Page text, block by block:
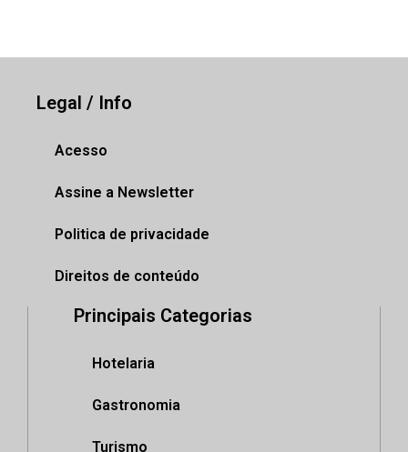
Legal / Info
Acesso
Assine a Newsletter
Politica de privacidade
Direitos de conteúdo
Principais Categorias
Hotelaria
Gastronomia
Turismo